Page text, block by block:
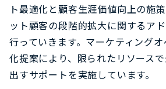
ト最適化と顧客生涯価値向上の施
ット顧客の段階的拡大に関するア
行っていきます。マーケティング
化提案により、限られたリソース
出すサポートを実施しています。